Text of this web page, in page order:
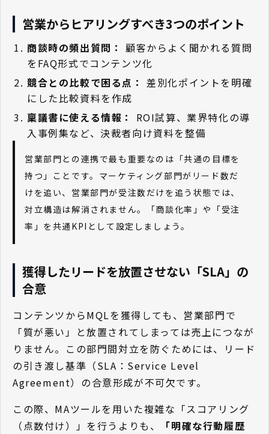
営業からヒアリングすべき3つのポイント
商談時の頻出質問： 顧客からよく聞かれる質問
をFAQ形式でコンテンツ化
競合との比較で困る点： 差別化ポイントを明確
にした比較資料を作成
稟議書に使える情報：
ROI試算、業界特化の導
入事例集など、決裁者向け資料を整備
営業部門との連携で最も重要なのは「共通の目標を
持つ」ことです。マーケティング部門がリード数だ
けを追い、営業部門が受注数だけを追う状態では、
対立構造は解消されません。「商談化率」や「受注
率」を共通KPIとして設定しましょう。
獲得したリードを放置させない「SLA」の
合意
コンテンツからMQLを獲得しても、営業部門で
「質が悪い」と放置されてしまっては売上につなが
りません。この部門間対立を防ぐためには、リード
の引き渡し基準（SLA：Service Level
Agreement）の合意形成が不可欠です。
この際、MAツールを用いた複雑な「スコアリング
（点数付け）」を行うよりも、
「明確な行動履歴